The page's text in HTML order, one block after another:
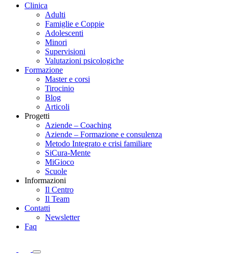
Clinica
Adulti
Famiglie e Coppie
Adolescenti
Minori
Supervisioni
Valutazioni psicologiche
Formazione
Master e corsi
Tirocinio
Blog
Articoli
Progetti
Aziende – Coaching
Aziende – Formazione e consulenza
Metodo Integrato e crisi familiare
SiCura-Mente
MiGioco
Scuole
Informazioni
Il Centro
Il Team
Contatti
Newsletter
Faq